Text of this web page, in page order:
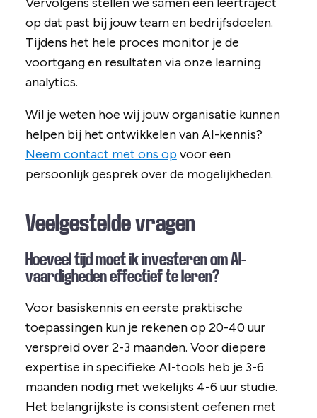
op dat past bij jouw team en bedrijfsdoelen.
Tijdens het hele proces monitor je de
voortgang en resultaten via onze learning
analytics.
Wil je weten hoe wij jouw organisatie kunnen
helpen bij het ontwikkelen van AI-kennis?
Neem contact met ons opvoor een
persoonlijk gesprek over de mogelijkheden.
Veelgestelde vragen
Hoeveel tijd moet ik investeren om AI-
vaardigheden effectief te leren?
Voor basiskennis en eerste praktische
toepassingen kun je rekenen op 20-40 uur
verspreid over 2-3 maanden. Voor diepere
expertise in specifieke AI-tools heb je 3-6
maanden nodig met wekelijks 4-6 uur studie.
Het belangrijkste is consistent oefenen met